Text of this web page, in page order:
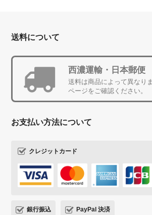
送料について
西濃運輸・日本郵便
送料は商品によって異なり
ページをご確認ください。
お支払い方法について
クレジットカード
銀行振込 PayPal 決済